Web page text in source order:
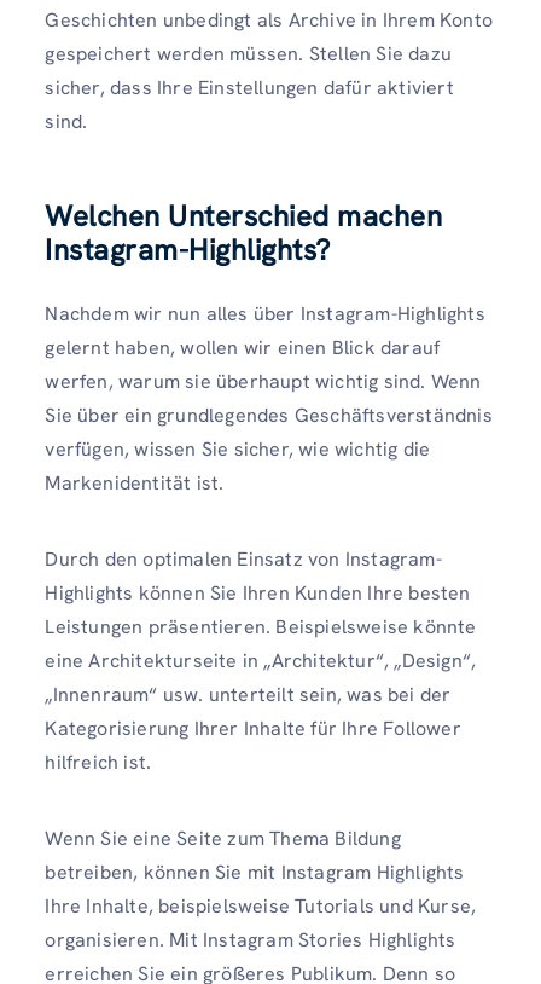
Geschichten unbedingt als Archive in Ihrem Konto
gespeichert werden müssen. Stellen Sie dazu
sicher, dass Ihre Einstellungen dafür aktiviert
sind.
Welchen Unterschied machen
Instagram-Highlights?
Nachdem wir nun alles über Instagram-Highlights
gelernt haben, wollen wir einen Blick darauf
werfen, warum sie überhaupt wichtig sind. Wenn
Sie über ein grundlegendes Geschäftsverständnis
verfügen, wissen Sie sicher, wie wichtig die
Markenidentität ist.
Durch den optimalen Einsatz von Instagram-
Highlights können Sie Ihren Kunden Ihre besten
Leistungen präsentieren. Beispielsweise könnte
eine Architekturseite in „Architektur“, „Design“,
„Innenraum“ usw. unterteilt sein, was bei der
Kategorisierung Ihrer Inhalte für Ihre Follower
hilfreich ist.
Wenn Sie eine Seite zum Thema Bildung
betreiben, können Sie mit Instagram Highlights
Ihre Inhalte, beispielsweise Tutorials und Kurse,
organisieren. Mit Instagram Stories Highlights
erreichen Sie ein größeres Publikum. Denn so